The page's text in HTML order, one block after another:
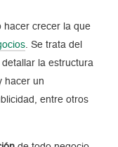
hacer crecer la que
. Se trata del
la estructura
hacer un
entre otros